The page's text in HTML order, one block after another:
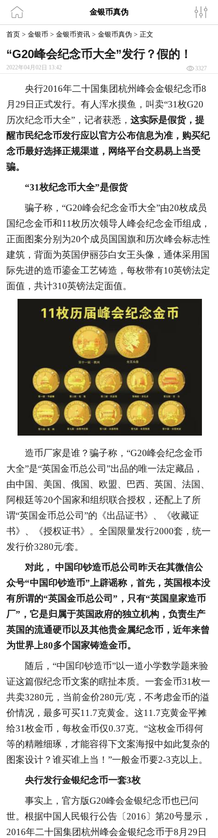
金银币真伪
首页 > 金银币 > 金银币资讯 > 金银币真伪> 正文
“G20峰会纪念币大全”发行？假的！
2022年04月02日 13:42 3327
央行2016年二十国集团杭州峰会金银纪念币8
月29日正式发行。有人浑水摸鱼，叫卖“31枚G20
历次纪念币大全”，记者获悉，这实际是假货，提
醒市民纪念币发行应以官方公布信息为准，购买纪
念币最好选择正规渠道，网络平台交易易上当受
骗。
“31枚纪念币大全”是假货
骗子称，“G20峰会纪念金币大全”由20枚成员
国纪念金币和11枚历次领导人峰会纪念金币组成，
正面图案分别为20个成员国国旗和历次峰会标志性
建筑，背面为英国伊丽莎白女王头像，通体采用国
际先进的造币鎏金工艺铸造，每枚带有10英镑法定
面值，共计310英镑法定面值。
造币厂家是谁？骗子称，“G20峰会纪念金币
大全”是“英国金币总公司”出品的唯一法定藏品，
由中国、美国、俄国、欧盟、巴西、英国、法国、
阿根廷等20个国家和组织联合授权，还配上了所
谓“英国金币总公司”的《出品证书》、《收藏证
书》、《授权证书》。全国限量发行2000套，统一
发行价3280元/套。
对此， 中国印钞造币总公司昨天在其微信公
众号“中国印钞造币”上辟谣称，首先，英国根本没
有所谓的“英国金币总公司”，只有“英国皇家造币
厂”，它是归属于英国政府的独立机构，负责生产
英国的流通硬币以及其他贵金属纪念币，近年来曾
为世界上80多个国家铸造金币。
随后，“中国印钞造币”以一道小学数学题来验
证这篇假纪念币文案的瞎扯本质。一套金币31枚一
共卖3280元，当前金价280元/克，不考虑金币的溢
价情况，最多可买11.7克黄金。这11.7克黄金平摊
给31枚金币，每枚金币仅0.37克。“这枚金币得何
等的精雕细琢，才能容得下文案海报中如此复杂的
图案设计？谁买谁上当！”一般金币要2-3克以上。
央行发行金银纪念币一套3枚
事实上，官方版G20峰会金银纪念币也已问
世。根据中国人民银行公告〔2016〕第20号显示，
2016年二十国集团杭州峰会金银纪念币于8月29日